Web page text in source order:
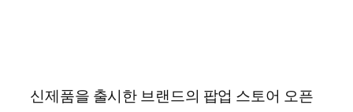
신제품을 출시한 브랜드의 팝업 스토어 오픈